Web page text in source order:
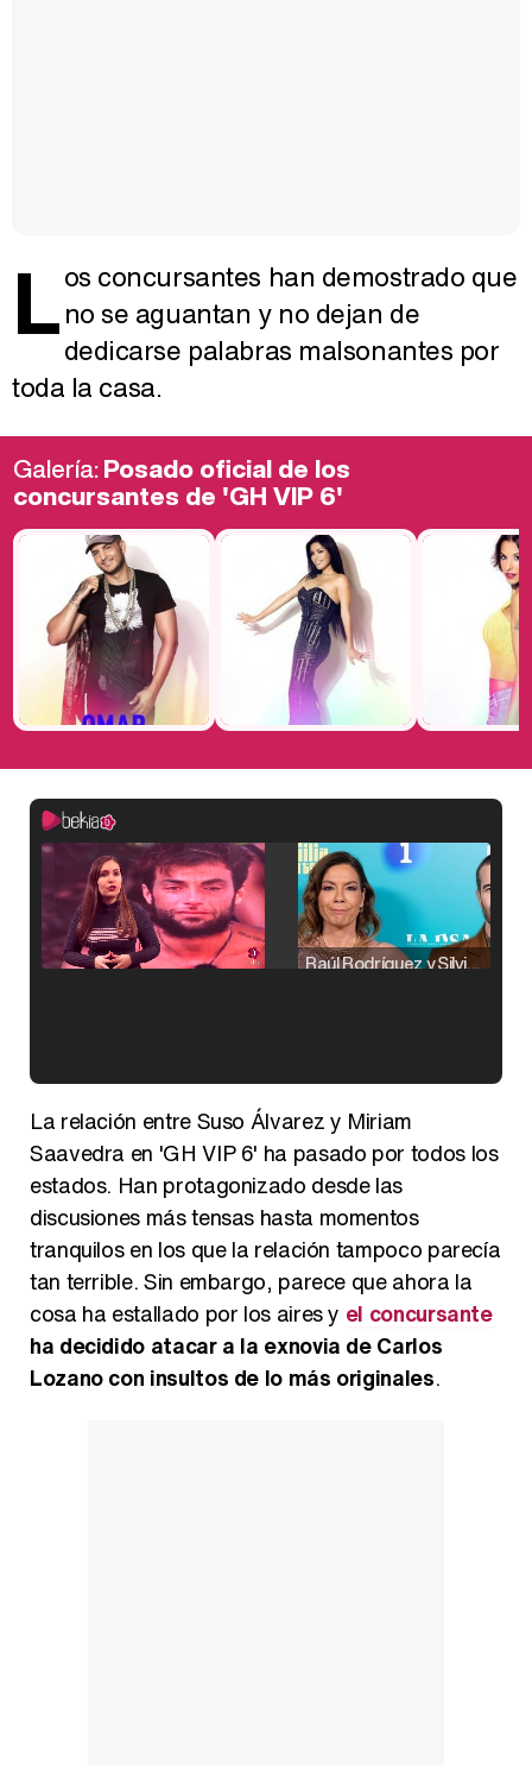
Los concursantes han demostrado que
no se aguantan y no dejan de
dedicarse palabras malsonantes por
toda la casa.
Galería:Posado oficial de los
concursantes de 'GH VIP 6'
Raúl Rodríguez y Silvia Taulés nos cuentan su papel en 'La familia de la tele'
La relación entre Suso Álvarez y Miriam
Saavedra en 'GH VIP 6' ha pasado por todos los
estados. Han protagonizado desde las
discusiones más tensas hasta momentos
tranquilos en los que la relación tampoco parecía
tan terrible. Sin embargo, parece que ahora la
cosa ha estallado por los aires y el concursante
ha decidido atacar a la exnovia de Carlos
Lozano con insultos de lo más originales.